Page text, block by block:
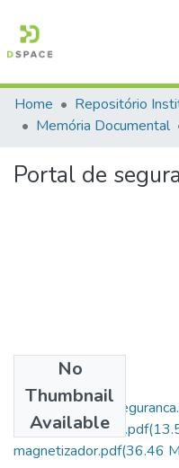
Communities & Collections
Statistics
Home
Memória Documental
Portal de
No
Thumbnail
Available
Oficio portal de
Portao magnetico.pdf
magnetizador.pdf(36.46